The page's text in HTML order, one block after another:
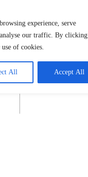
experience, serve
our traffic. By clicking
of cookies.
All Accept All